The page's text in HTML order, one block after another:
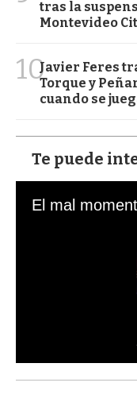
tras la
Montevideo
10Javier Feres
Torque y
cuando se
Te puede
s